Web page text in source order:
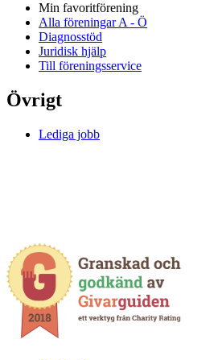
Min favoritförening
Alla föreningar A - Ö
Diagnosstöd
Juridisk hjälp
Till föreningsservice
Övrigt
Lediga jobb